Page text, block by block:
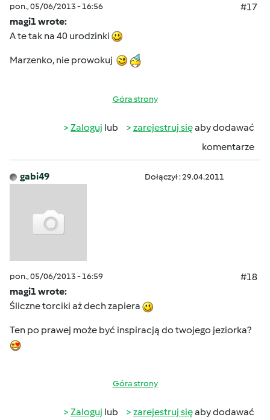
pon., 05/06/2013 - 16:56
#17
magi1 wrote:
A te tak na 40 urodzinki
Marzenko, nie prowokuj
Góra strony
Zaloguj lub zarejestruj sięaby dodawać
komentarze
gabi49 Dołączył : 29.04.2011
pon., 05/06/2013 - 16:59
#18
magi1 wrote:
Śliczne torciki aż dech zapiera
Ten po prawej może być inspiracją do twojego jeziorka?
Góra strony
Zaloguj lub zarejestruj sięaby dodawać